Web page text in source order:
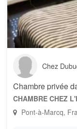
Chez
Chambre privée
CHAMBRE CHEZ
Pont-à-Marcq,